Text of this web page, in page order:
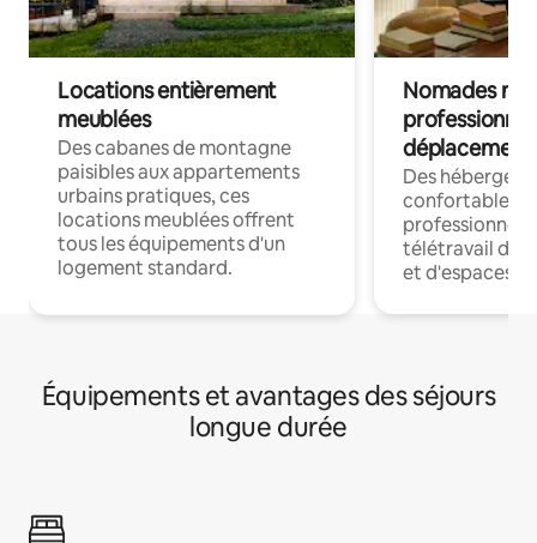
Locations entièrement
meublées
Des cabanes de montagne
paisibles aux appartements
urbains pratiques, ces
locations meublées offrent
tous les équipements d'un
logement standard.
Nomades
déplacement
Des
confortables
professionnels
télétravail
et d'espaces
Équipements et avantages des séjours
longue durée